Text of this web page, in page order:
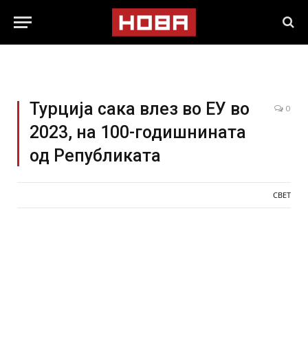
Турција сака влез во ЕУ во
2023, на 100-годишнината
од Републиката
0
СВЕТ